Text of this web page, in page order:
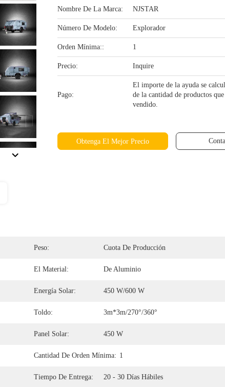
Nombre De La Marca: NJSTAR
Número De Modelo: Explorador
Orden Mínima:: 1
Precio: Inquire
Pago:
El importe de la ayuda se
de la cantidad de productos que
vendido.
Obtenga El Mejor Precio
Peso: Cuota De Producción
El Material: De Aluminio
Energía Solar: 450 W/600 W
Toldo: 3m*3m/270°/360°
Panel Solar: 450 W
Cantidad De Orden Mínima: 1
Tiempo De Entrega: 20 - 30 Días Hábiles